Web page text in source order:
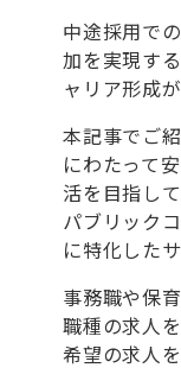
中途採用で
加を実現す
ャリア形成
本記事でご
にわたって
活を目指し
パブリック
に特化した
事務職や保
職種の求人
希望の求人